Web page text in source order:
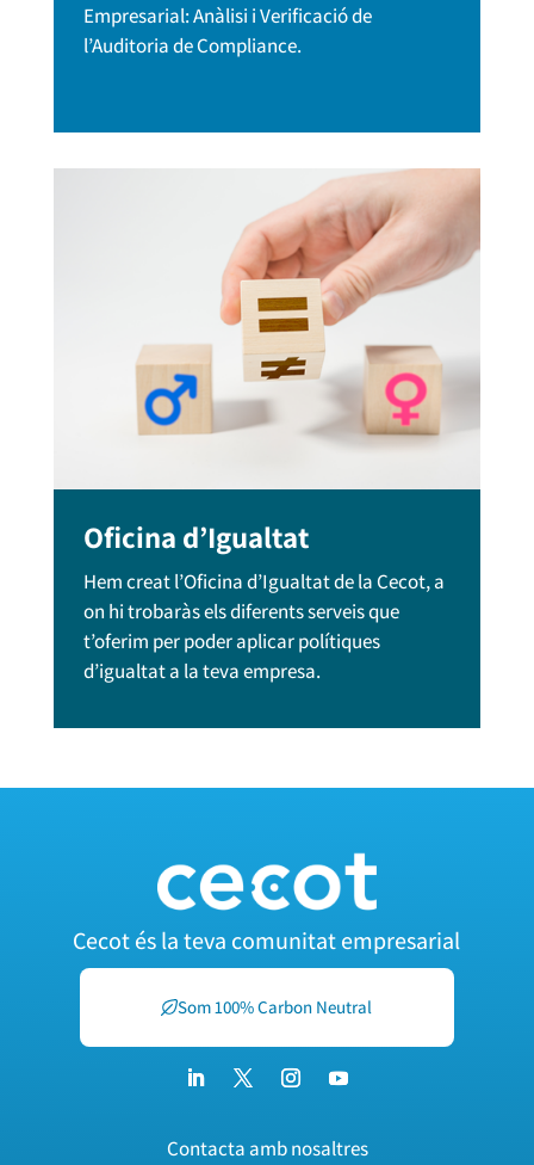
Empresarial: Anàlisi i Verificació de
l’Auditoria de Compliance.
Oficina d’Igualtat
Hem creat l’Oficina d’Igualtat de la Cecot, a
on hi trobaràs els diferents serveis que
t’oferim per poder aplicar polítiques
d’igualtat a la teva empresa.
Cecot és la teva comunitat empresarial
Som 100% Carbon Neutral
Contacta amb nosaltres